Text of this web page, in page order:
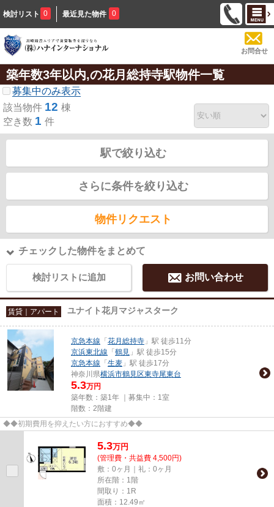
検討リスト 0 最近見た物件 0
お問合せ
築年数3年以内,の花月総持寺駅物件一覧
募集中のみ表示
該当物件 12 棟
空き数 1 件
駅で絞り込む
さらに条件を絞り込む
物件リクエスト
チェックした物件をまとめて
検討リストに追加 お問い合わせ
賃貸｜アパート ユナイト花月マジャスターク
京急本線 「 花月総持寺 」駅 徒歩11分
京浜東北線 「 鶴見 」駅 徒歩15分
京急本線 「 生麦 」駅 徒歩17分
神奈川県横浜市鶴見区東寺尾東台
5.3万円
築年数：築1年 ｜募集中： 1室
階数：2階建
◆◆初期費用を抑えたい方におすすめ◆◆
5.3万円
(管理費・共益費 4,500円)
敷：0ヶ月｜礼：0ヶ月
所在階：1階
間取り：1R
面積：12.49㎡